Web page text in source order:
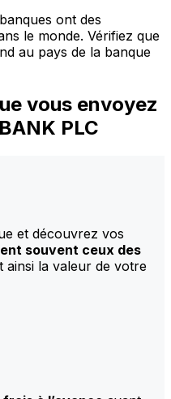
ont des
le monde. Vérifiez que
au pays de la banque
vous envoyez
PLC
et découvrez vos
souvent ceux des
ainsi la valeur de votre